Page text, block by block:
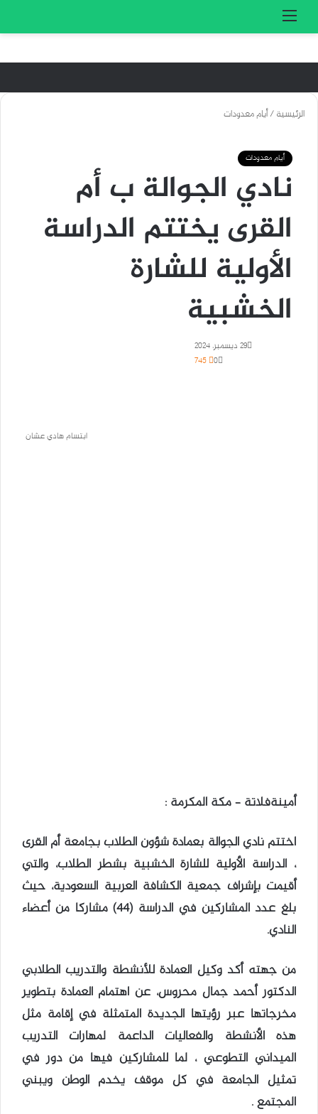
الرئيسية/أيام معدودات
أيام معدودات
نادي الجوالة ب أم
القرى يختتم الدراسة
الأولية للشارة
الخشبية
ابتسام هادي عشان
29 ديسمبر، 2024
0
أمينةفلاتة – مكة المكرمة :
اختتم نادي الجوالة بعمادة شؤون الطلاب بجامعة أم القرى
، الدراسة الأولية للشارة الخشبية بشطر الطلاب، والتي
أقيمت بإشراف جمعية الكشافة العربية السعودية، حيث
بلغ عدد المشاركين في الدراسة (44) مشاركا من أعضاء
النادي.
من جهته أكد وكيل العمادة للأنشطة والتدريب الطلابي
الدكتور أحمد جمال محروس، عن اهتمام العمادة بتطوير
مخرجاتها عبر رؤيتها الجديدة المتمثلة في إقامة مثل
هذه الأنشطة والفعاليات الداعمة لمهارات التدريب
الميداني التطوعي ، لما للمشاركين فيها من دور في
تمثيل الجامعة في كل موقف يخدم الوطن ويبني
المجتمع .